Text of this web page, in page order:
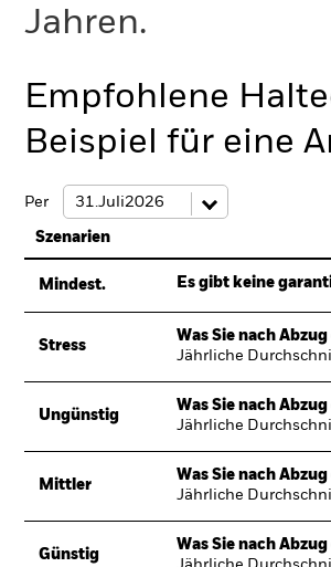
Jahren.
Empfohlene
Beispiel für eine
Per
Szenarien
Mindest. Es gibt keine
Stress
Was Sie nach
Jährliche
Ungünstig
Was Sie nach
Jährliche
Mittler
Was Sie nach
Jährliche
Günstig
Was Sie nach